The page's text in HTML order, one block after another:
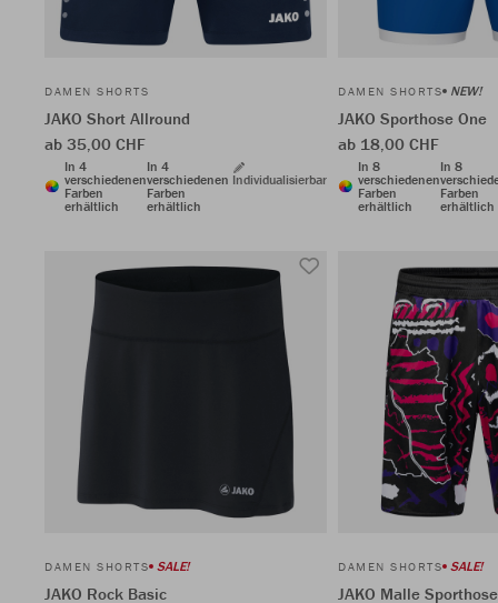
DAMEN SHORTS
JAKO Short Allround
ab 35,00 CHF
In 4
verschiedenen
Farben
erhältlich
In 4
verschiedenen
Farben
erhältlich
Individualisierbar
DAMEN SHORTS NEW!
JAKO Sporthose One
ab 18,00 CHF
In 8
verschiedenen
Farben
erhältlich
In 8
Farben
erhältlich
DAMEN SHORTS SALE!
JAKO Rock Basic
DAMEN SHORTS SALE!
JAKO Malle